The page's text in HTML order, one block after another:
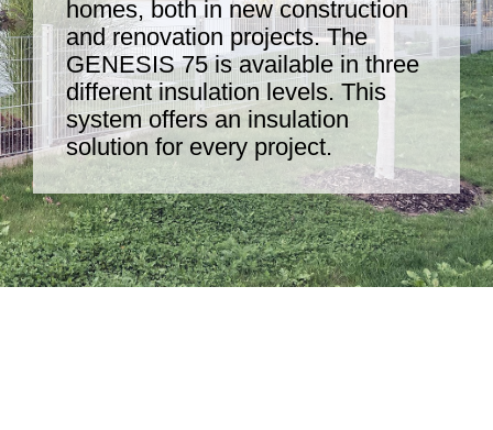
homes, both in new construction
and renovation projects. The
GENESIS 75 is available in three
different insulation levels. This
system offers an insulation
solution for every project.